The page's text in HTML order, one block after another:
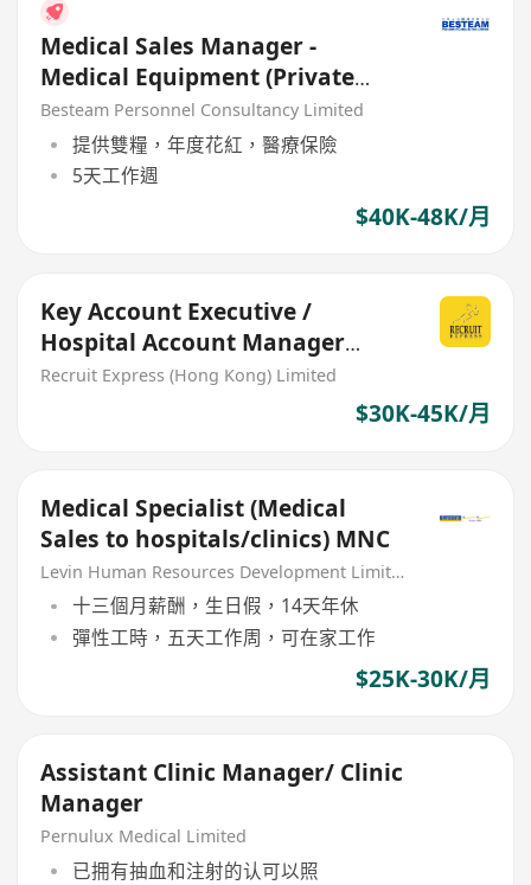
Medical Sales Manager -
Medical Equipment (Private
Doctor/Hospital Section)
Besteam Personnel Consultancy Limited
提供雙糧，年度花紅，醫療保險
5天工作週
$40K-48K/月
Key Account Executive /
Hospital Account Manager
(Medical Sales Executive)
Recruit Express (Hong Kong) Limited
$30K-45K/月
Medical Specialist (Medical
Sales to hospitals/clinics) MNC
Levin Human Resources Development Limited
十三個月薪酬，生日假，14天年休
彈性工時，五天工作周，可在家工作
$25K-30K/月
Assistant Clinic Manager/ Clinic
Manager
Pernulux Medical Limited
已拥有抽血和注射的认可以照